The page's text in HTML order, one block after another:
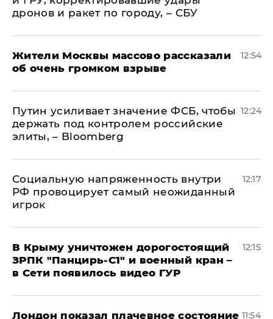
дронов и ракет по городу, – СБУ
Жители Москвы массово рассказали
об очень громком взрыве
12:54
Путин усиливает значение ФСБ, чтобы
держать под контролем российские
элиты, – Bloomberg
12:24
Социальную напряженность внутри
РФ провоцирует самый неожиданный
игрок
12:17
В Крыму уничтожен дорогостоящий
ЗРПК "Панцирь-С1" и военный кран –
в Сети появилось видео ГУР
12:15
Лондон показал плачевное состояние 11:54